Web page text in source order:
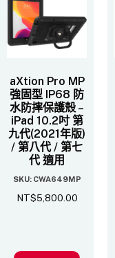
aXtion Pro MP
強固型 IP68 防
水防摔保護殼 –
iPad 10.2吋 第
九代(2021年版)
/ 第八代 / 第七
代​ 適用
SKU: CWA649MP
NT$5,800.00